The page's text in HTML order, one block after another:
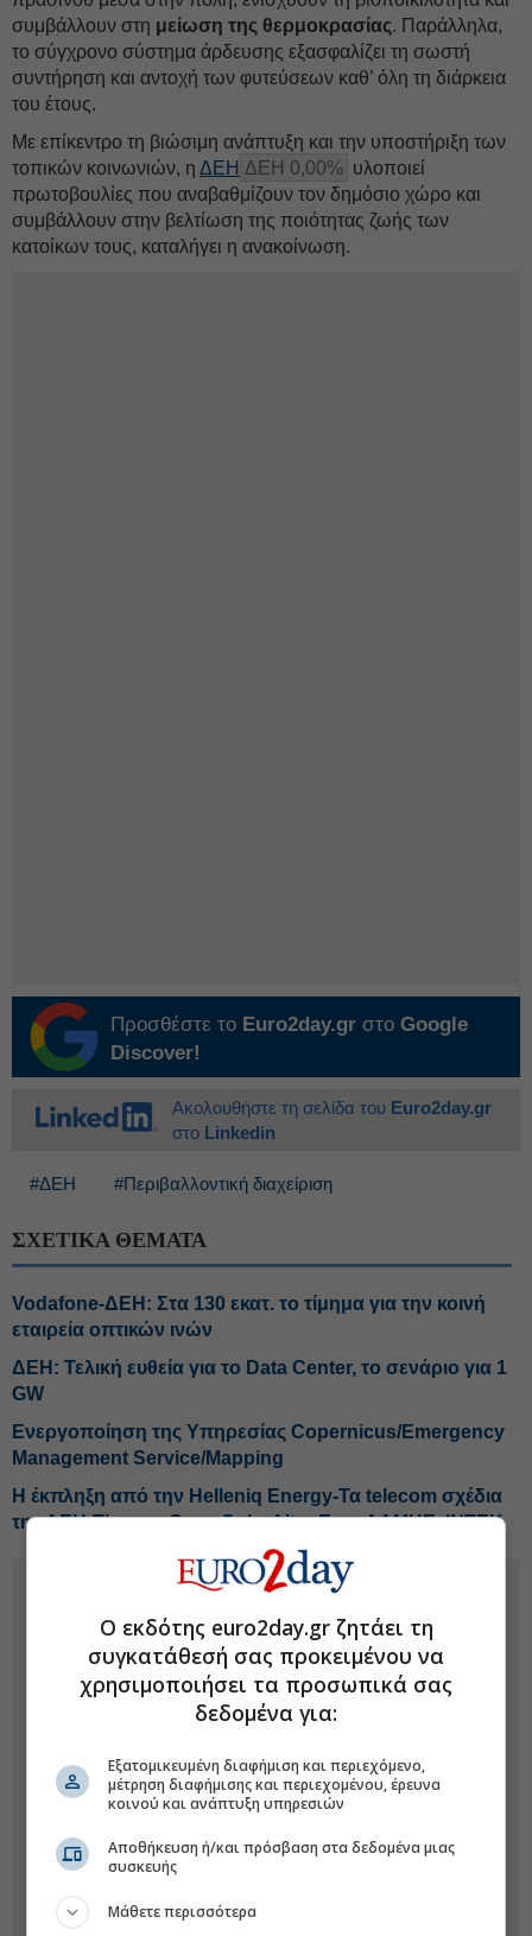
συμβάλλουν στη μείωση της θερμοκρασίας. Παράλληλα,
το σύγχρονο σύστημα άρδευσης εξασφαλίζει τη σωστή
συντήρηση και αντοχή των φυτεύσεων καθ’ όλη τη διάρκεια
του έτους.
Με επίκεντρο τη βιώσιμη ανάπτυξη και την υποστήριξη των
τοπικών κοινωνιών, η ΔΕΗ ΔΕΗ 0,00% υλοποιεί
πρωτοβουλίες που αναβαθμίζουν τον δημόσιο χώρο και
συμβάλλουν στην βελτίωση της ποιότητας ζωής των
κατοίκων τους, καταλήγει η ανακοίνωση.
Προσθέστε το Euro2day.gr στο Google
Discover!
Ακολουθήστε τη σελίδα του Euro2day.gr
στο Linkedin
#ΔΕΗ #Περιβαλλοντική διαχείριση
ΣΧΕΤΙΚΑ ΘΕΜΑΤΑ
Vodafone-ΔΕΗ: Στα 130 εκατ. το τίμημα για την κοινή
εταιρεία οπτικών ινών
ΔΕΗ: Τελική ευθεία για το Data Center, το σενάριο για 1
GW
Ενεργοποίηση της Υπηρεσίας Copernicus/Emergency
Management Service/Mapping
H έκπληξη από την Helleniq Energy-Τα telecom σχέδια
της ΔΕΗ-Tips για Coca Cola, Alter Ego, ΑΔΜΗΕ, ΙΝΤΕΚ
Ο εκδότης euro2day.gr ζητάει τη
συγκατάθεσή σας προκειμένου να
χρησιμοποιήσει τα προσωπικά σας
δεδομένα για:
Εξατομικευμένη διαφήμιση και περιεχόμενο,
μέτρηση διαφήμισης και περιεχομένου, έρευνα
κοινού και ανάπτυξη υπηρεσιών
Αποθήκευση ή/και πρόσβαση στα δεδομένα μιας
συσκευής
Μάθετε περισσότερα